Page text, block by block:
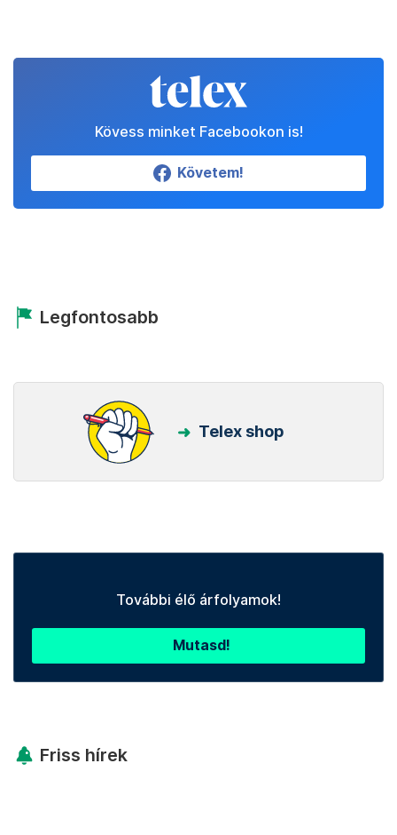
Kövess minket Facebookon is!
Követem!
Legfontosabb
Telex shop
További élő árfolyamok!
Mutasd!
Friss hírek